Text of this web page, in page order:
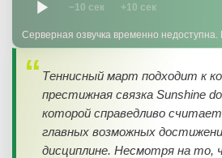
−10 сек +10 сек
Серверная озвучка временно
Теннисный март подходит к
престижная связка Sunshine
которой справедливо
главных возможных
дисциплине. Несмотря на то,